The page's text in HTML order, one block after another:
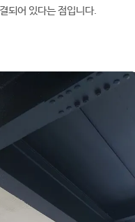
되어 있다는 점입니다.